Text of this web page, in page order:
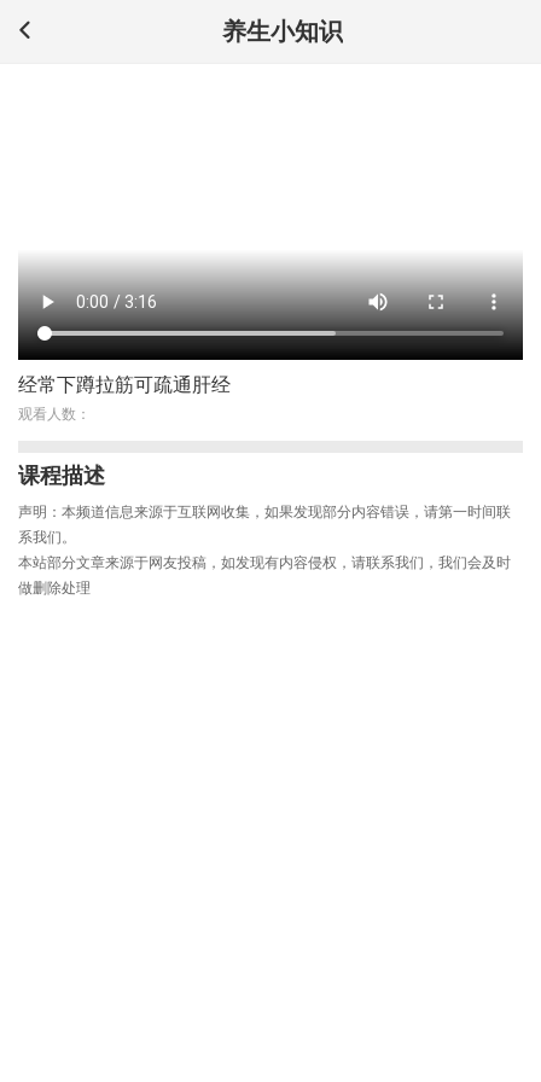
养生小知识
经常下蹲拉筋可疏通肝经
观看人数：
课程描述
声明：本频道信息来源于互联网收集，如果发现部分内容错误，请第一时间联
系我们。
本站部分文章来源于网友投稿，如发现有内容侵权，请联系我们，我们会及时
做删除处理